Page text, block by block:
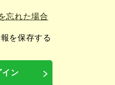
忘れた場合
を保存する
イン